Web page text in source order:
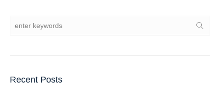
Recent Posts